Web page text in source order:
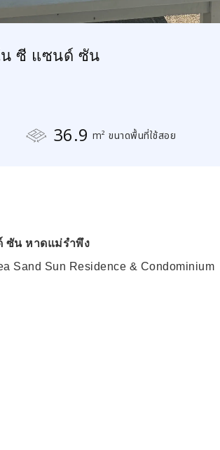
น ซี แซนด์ ซัน
36.9 m² ขนาดพื้นที่ใช้สอย
ซัน หาดแม่รำพึง
Sand Sun Residence & Condominium